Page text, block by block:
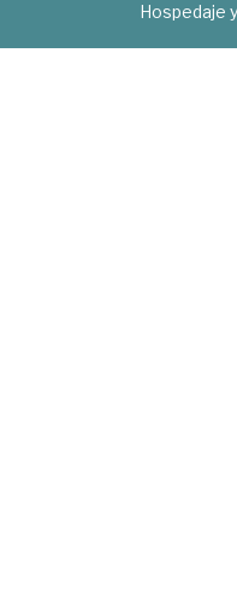
Hospedaje